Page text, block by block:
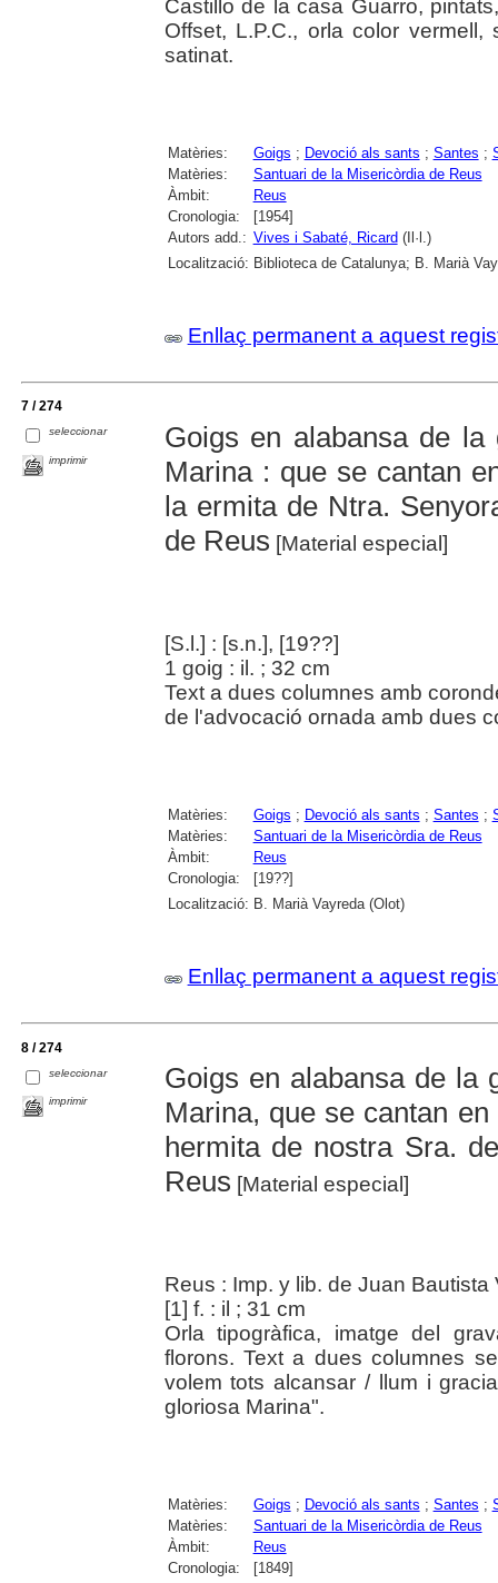
Castillo de la casa Guarro,
Offset, L.P.C., orla color
satinat.
Matèries: Goigs ; Devoció als sants ; Santes ;
Matèries:
Santuari de la Misericòrdia de Reus
Àmbit:
Reus
Cronologia:
[1954]
Autors add.: Vives i Sabaté, Ricard(Il·l.)
Localització: Biblioteca de Catalunya; B. Marià
Enllaç permanent a aquest
7 / 274
seleccionar
imprimir
Goigs en alabansa de
Marina : que se cantan
la ermita de Ntra.
de Reus [Material especial]
[S.l.] : [s.n.], [19??]
1 goig : il. ; 32 cm
Text a dues columnes amb
de l'advocació ornada amb dues
Matèries: Goigs ; Devoció als sants ; Santes ;
Matèries:
Santuari de la Misericòrdia de Reus
Àmbit:
Reus
Cronologia:
[19??]
Localització: B. Marià Vayreda (Olot)
Enllaç permanent a aquest
8 / 274
seleccionar
imprimir
Goigs en alabansa de la
Marina, que se cantan
hermita de nostra Sra.
Reus [Material especial]
Reus : Imp. y lib. de Juan Bautista
[1] f. : il ; 31 cm
Orla tipogràfica, imatge del
florons. Text a dues columnes
volem tots alcansar / llum i
gloriosa Marina".
Matèries: Goigs ; Devoció als sants ; Santes ;
Matèries:
Santuari de la Misericòrdia de Reus
Àmbit:
Reus
Cronologia:
[1849]